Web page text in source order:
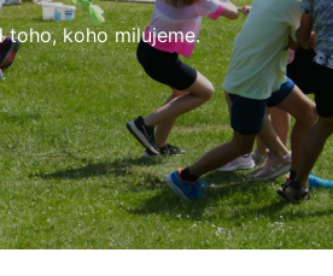
toho, koho milujeme.